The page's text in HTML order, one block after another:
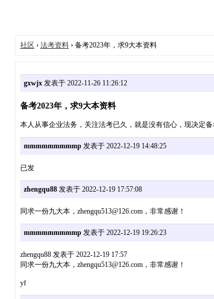
社区 › 法考资料› 备考2023年，求9大本资料
gxwjx发表于 2022-11-26 11:26:12
备考2023年，求9大本资料
本人从事企业法务，关注法考已久，就是没有信心，现决定
mmmmmmmmmp发表于 2022-12-19 14:48:25
已发
zhengqu88发表于 2022-12-19 17:57:08
同求一份九大本，zhengqu513@126.com，非常感谢！
mmmmmmmmmp发表于 2022-12-19 19:26:23
zhengqu88 发表于 2022-12-19 17:57
同求一份九大本，zhengqu513@126.com，非常感谢！
yf